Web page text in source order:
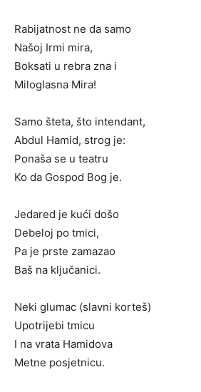
Rabijatnost ne da samo
Našoj Irmi mira,
Boksati u rebra zna i
Miloglasna Mira!
Samo šteta, što intendant,
Abdul Hamid, strog je:
Ponaša se u teatru
Ko da Gospod Bog je.
Jedared je kući došo
Debeloj po tmici,
Pa je prste zamazao
Baš na ključanici.
Neki glumac (slavni korteš)
Upotrijebi tmicu
I na vrata Hamidova
Metne posjetnicu.